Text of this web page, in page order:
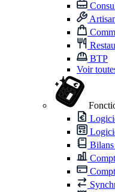
BTP
Voir
Bilans